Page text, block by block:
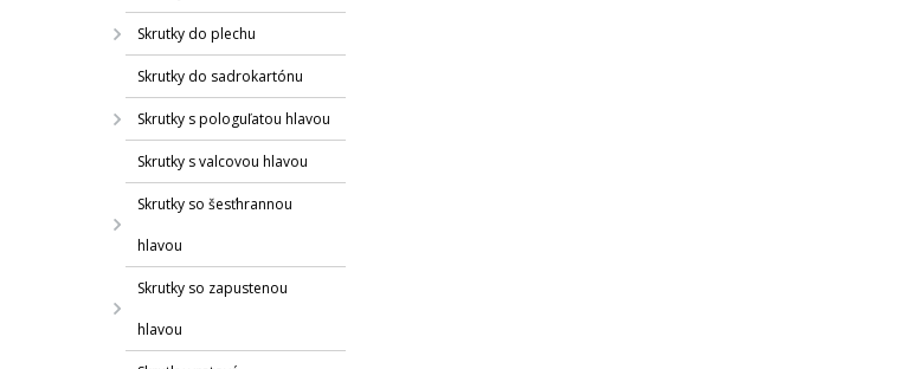
Skrutky do plechu
Skrutky do sadrokartónu
Skrutky s pologuľatou hlavou
Skrutky s valcovou hlavou
Skrutky so šesťhrannou
hlavou
Skrutky so zapustenou
hlavou